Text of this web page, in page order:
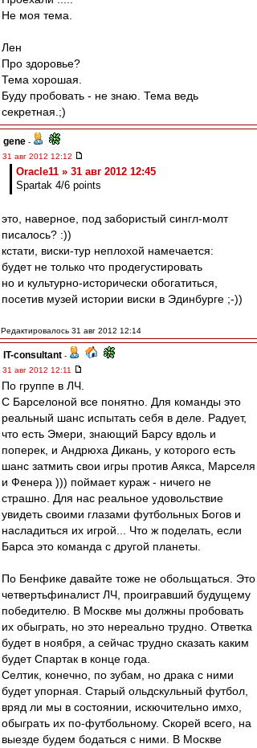
Не моя тема.
Лен
Про здоровье?
Тема хорошая.
Буду пробовать - не знаю. Тема ведь
секретная.;)
gene -
31 авг 2012 12:12
Oracle11 » 31 авг 2012 12:45
Spartak 4/6 points
это, наверное, под забористый сингл-молт
писалось? :))
кстати, виски-тур неплохой намечается:
будет не только что продегустировать
но и культурно-исторически обогатиться,
посетив музей истории виски в Эдинбурге ;-))
Редактировалось 31 авг 2012 12:14
IT-consultant -
31 авг 2012 12:11
По группе в ЛЧ.
С Барселоной все понятно. Для команды это
реальный шанс испытать себя в деле. Радует,
что есть Эмери, знающий Барсу вдоль и
поперек, и Андрюха Дикань, у которого есть
шанс затмить свои игры против Аякса, Марселя
и Фенера ))) поймает кураж - ничего не
страшно. Для нас реальное удовольствие
увидеть своими глазами футбольных Богов и
насладиться их игрой... Что ж поделать, если
Барса это команда с другой планеты.
По Бенфике давайте тоже не обольщаться. Это
четвертьфиналист ЛЧ, проигравший будущему
победителю. В Москве мы должны пробовать
их обыграть, но это нереально трудно. Ответка
будет в ноября, а сейчас трудно сказать каким
будет Спартак в конце года.
Селтик, конечно, по зубам, но драка с ними
будет упорная. Старый ольдскульный футбол,
вряд ли мы в состоянии, искючительно имхо,
обыграть их по-футбольному. Скорей всего, на
выезде будем бодаться с ними. В Москве